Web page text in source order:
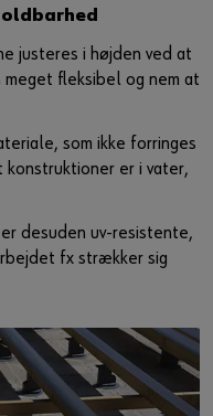
justeres i højden ved at
fleksibel og nem at
som ikke forringes
er i vater,
desuden uv-resistente,
fx strækker sig